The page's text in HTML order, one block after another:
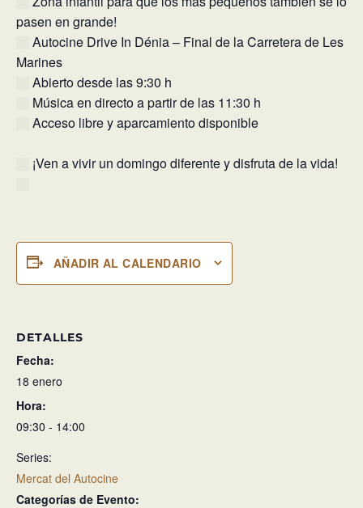
pasen en grande!
Autocine Drive In Dénia – Final de la Carretera de Les
Marines
Abierto desde las 9:30 h
Música en directo a partir de las 11:30 h
Acceso libre y aparcamiento disponible
¡Ven a vivir un domingo diferente y disfruta de la vida!
AÑADIR AL CALENDARIO
DETALLES
Fecha:
18 enero
Hora:
09:30 - 14:00
Series:
Mercat del Autocine
Categorías de Evento: